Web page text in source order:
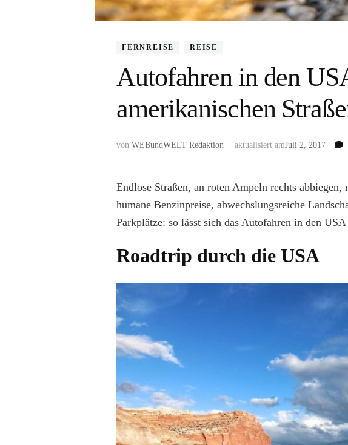
FERNREISE REISE
Autofahren in den
amerikanischen
von WEBundWELT Redaktion aktualisiert amJuli 2, 2017
Endlose Straßen, an roten Ampeln rechts
humane Benzinpreise, abwechslungsreiche
Parkplätze: so lässt sich das Autofahren in den USA
Roadtrip durch die USA